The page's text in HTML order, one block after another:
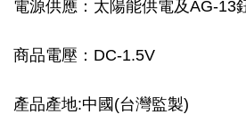
電源供應：太陽能供電及AG-13
商品電壓：DC-1.5V
產品產地:中國(台灣監製)